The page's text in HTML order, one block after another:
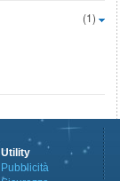
(1)
Utility
Pubblicità